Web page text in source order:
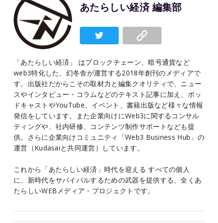
あたらしい経済 編集部
「あたらしい経済」 はブロックチェーン、暗号通貨など
web3特化した、幻冬舎が運営する2018年創刊のメディアで
す。出版社だからこその取材力と編集クオリティで、ニュー
スやインタビュー・コラムなどのテキスト記事に加え、ポッ
ドキャストやYouTube、イベント、書籍出版など様々な情報
発信をしています。また企業向けにWeb3に関するコンサル
ティングや、社内研修、コンテンツ制作サポートなども提
供。さらに企業向けコミュニティ「Web3 Business Hub」の
運営（Kudasaiと共同運営）しています。
これから「あたらしい経済」時代を迎える すべての個人
に、新時代をサバイバルするための武器を提供する、全くあ
たらしいWEBメディア・プロジェクトです。